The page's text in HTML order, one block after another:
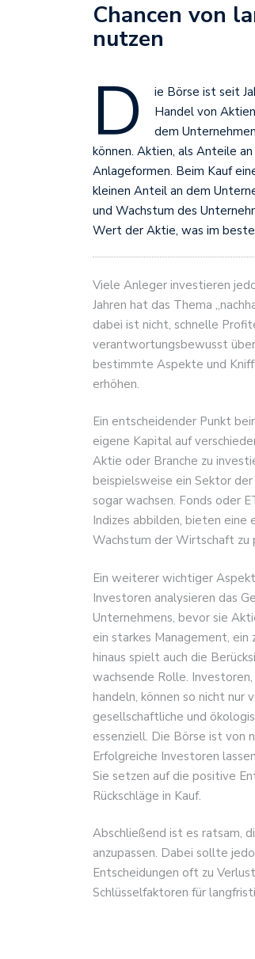
Chancen von
nutzen
D
ie Börse ist seit
Handel von
dem
können. Aktien, als Anteile
Anlageformen. Beim Kauf
kleinen Anteil an dem
und Wachstum des
Wert der Aktie, was im
Viele Anleger investieren
Jahren hat das Thema
dabei ist nicht, schnelle
verantwortungsbewusst
bestimmte Aspekte und
erhöhen.
Ein entscheidender Punkt
eigene Kapital auf
Aktie oder Branche zu
beispielsweise ein Sektor
sogar wachsen. Fonds oder
Indizes abbilden, bieten eine
Wachstum der Wirtschaft zu
Ein weiterer wichtiger
Investoren analysieren das
Unternehmens, bevor sie
ein starkes Management,
hinaus spielt auch die
wachsende Rolle.
handeln, können so nicht
gesellschaftliche und
essenziell. Die Börse ist von
Erfolgreiche Investoren
Sie setzen auf die positive
Rückschläge in Kauf.
Abschließend ist es ratsam,
anzupassen. Dabei sollte
Entscheidungen oft zu
Schlüsselfaktoren für